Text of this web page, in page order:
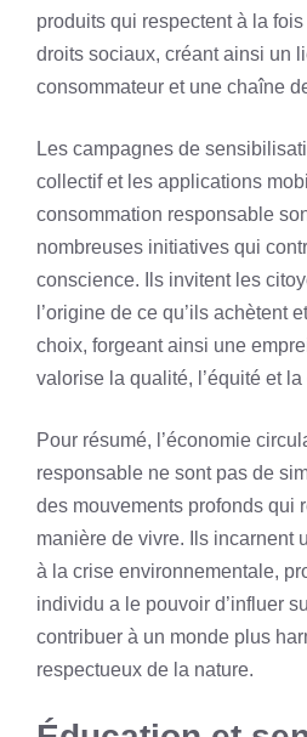
produits qui respectent à la
droits sociaux, créant ainsi un
consommateur et une chaîne
Les campagnes de
collectif et les applications
consommation responsable
nombreuses initiatives qui
conscience. Ils invitent les
l’origine de ce qu’ils achètent
choix, forgeant ainsi une
valorise la qualité, l’équité et
Pour résumé, l’économie
responsable ne sont pas de
des mouvements profonds qui
manière de vivre. Ils incarnent
à la crise environnementale,
individu a le pouvoir d’influer
contribuer à un monde plus
respectueux de la nature.